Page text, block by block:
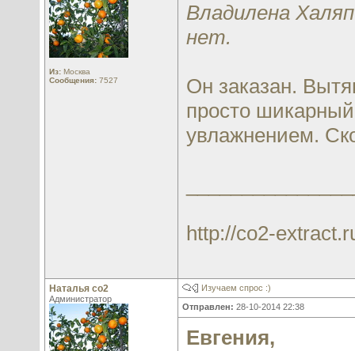
Из: Москва
Сообщения: 7527
Владилена
нет.
Он заказан.
просто
увлажнением.
http://co2-
Наталья со2
Администратор
Изучаем спрос :)
Отправлен: 28-10-2014 22:38
Евгения,